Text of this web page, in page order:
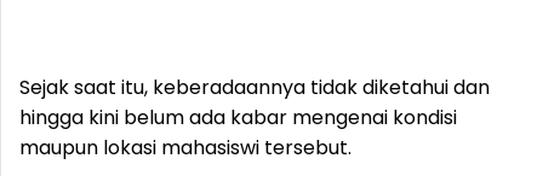
Sejak saat itu, keberadaannya tidak diketahui dan
hingga kini belum ada kabar mengenai kondisi
maupun lokasi mahasiswi tersebut.